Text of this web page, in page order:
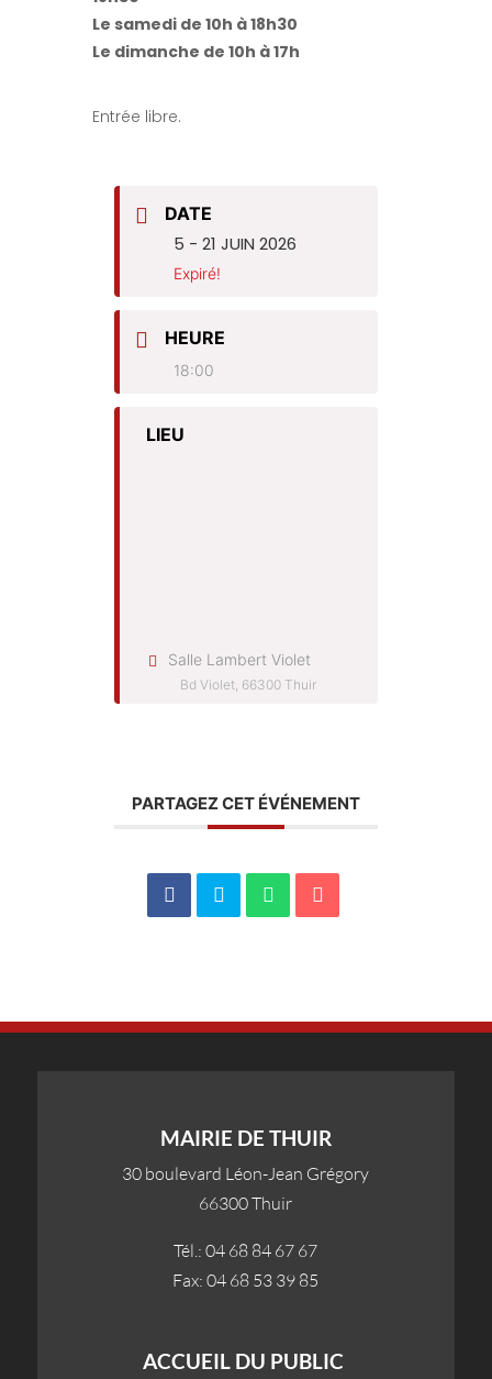
Le samedi de 10h à 18h30
Le dimanche de 10h à 17h
Entrée libre.
DATE
5 - 21 JUIN 2026
Expiré!
HEURE
18:00
LIEU
Salle Lambert Violet
Bd Violet, 66300 Thuir
PARTAGEZ CET ÉVÉNEMENT
MAIRIE DE THUIR
30 boulevard Léon-Jean Grégory
66300 Thuir
Tél.: 04 68 84 67 67
Fax: 04 68 53 39 85
ACCUEIL DU PUBLIC